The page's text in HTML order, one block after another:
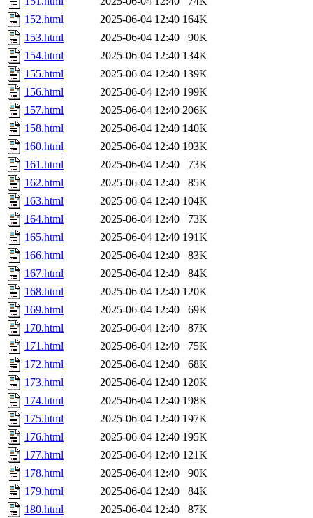
152.html
2025-06-04 12:40 164K
153.html
2025-06-04 12:40
90K
154.html
2025-06-04 12:40 134K
155.html
2025-06-04 12:40 139K
156.html
2025-06-04 12:40 199K
157.html
2025-06-04 12:40 206K
158.html
2025-06-04 12:40 140K
160.html
2025-06-04 12:40 193K
161.html
2025-06-04 12:40
73K
162.html
2025-06-04 12:40
85K
163.html
2025-06-04 12:40 104K
164.html
2025-06-04 12:40
73K
165.html
2025-06-04 12:40 191K
166.html
2025-06-04 12:40
83K
167.html
2025-06-04 12:40
84K
168.html
2025-06-04 12:40 120K
169.html
2025-06-04 12:40
69K
170.html
2025-06-04 12:40
87K
171.html
2025-06-04 12:40
75K
172.html
2025-06-04 12:40
68K
173.html
2025-06-04 12:40 120K
174.html
2025-06-04 12:40 198K
175.html
2025-06-04 12:40 197K
176.html
2025-06-04 12:40 195K
177.html
2025-06-04 12:40 121K
178.html
2025-06-04 12:40
90K
179.html
2025-06-04 12:40
84K
180.html
2025-06-04 12:40
87K